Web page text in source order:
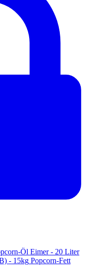
Öl Eimer - 20 Liter
Popcorn-Fett